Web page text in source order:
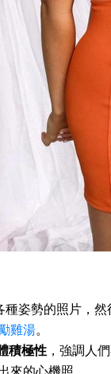
姿勢的照片，
雞湯。
積極性 ，強調人